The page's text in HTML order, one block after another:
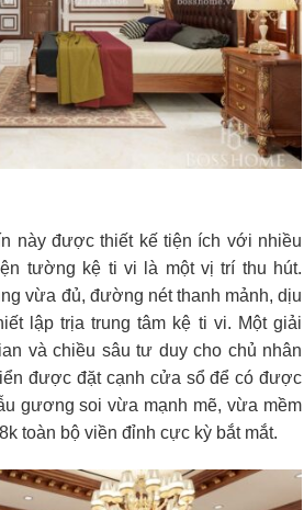
này được thiết kế tiện ích với nhiều
tường kệ ti vi là một vị trí thu hút.
vừa đủ, đường nét thanh mảnh, dịu
lập trịa trung tâm kệ ti vi. Một giải
và chiều sâu tư duy cho chủ nhân
được đặt cạnh cửa sổ để có được
gương soi vừa mạnh mẽ, vừa mềm
toàn bộ viền đỉnh cực kỳ bắt mắt.